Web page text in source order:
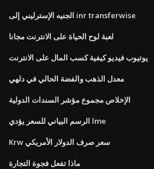
الجنيه الإسترليني إلى inr transferwise
لعبة لوح الحياة على الانترنت مجانا
يوتيوب فيديو كيفية كسب المال على الانترنت
معدل الذهب والفضة الحالي في دلهي
الإخلاص مجموع مؤشر السندات الدولية
الرسم البياني للسعر يؤدي lme
Krw سعر صرف الدولار الأمريكي
ماذا تفعل فجوة التجارة